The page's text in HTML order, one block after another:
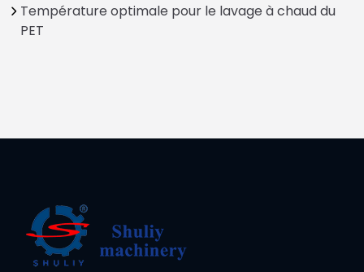
Température optimale pour le lavage à chaud du
PET